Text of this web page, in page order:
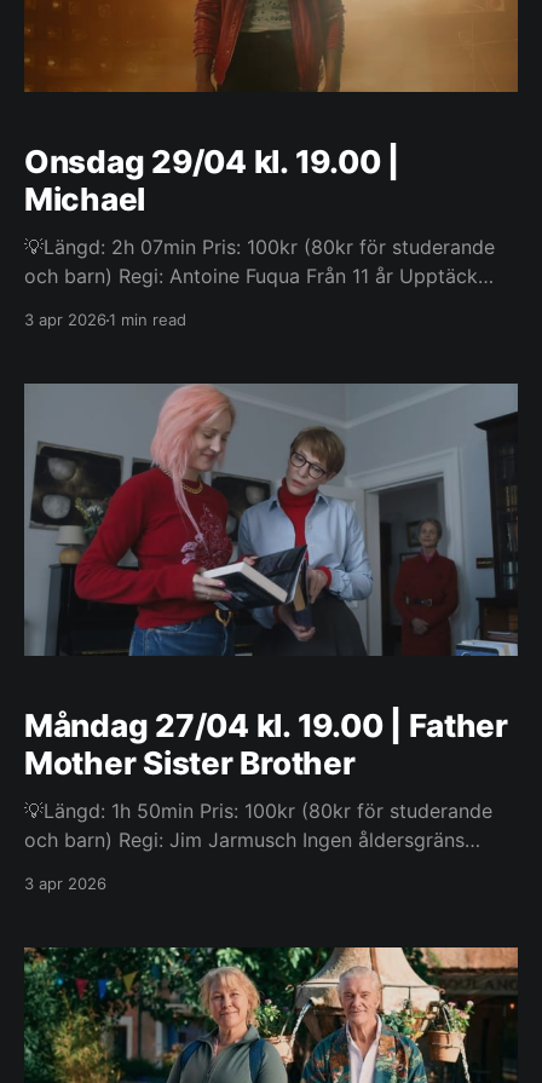
Onsdag 29/04 kl. 19.00 |
Michael
💡Längd: 2h 07min Pris: 100kr (80kr för studerande
och barn) Regi: Antoine Fuqua Från 11 år Upptäck
inflytelserika artisterna världen någonsin har känt,
från upptäckten av hans extraordinära talang som
frontfigur i The
3 apr 20261 min read
Måndag 27/04 kl. 19.00 | Father
Mother Sister Brother
💡Längd: 1h 50min Pris: 100kr (80kr för studerande
och barn) Regi: Jim Jarmusch Ingen åldersgräns
efter flera år isär och tvingas konfrontera olösta
relationer till sina känslomässigt distanserade
föräldrar.
3 apr 2026